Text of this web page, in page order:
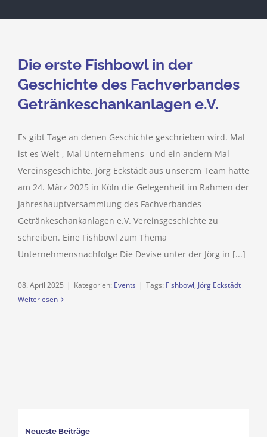
Die erste Fishbowl in der
Geschichte des Fachverbandes
Getränkeschankanlagen e.V.
Es gibt Tage an denen Geschichte geschrieben wird. Mal
ist es Welt-, Mal Unternehmens- und ein andern Mal
Vereinsgeschichte. Jörg Eckstädt aus unserem Team hatte
am 24. März 2025 in Köln die Gelegenheit im Rahmen der
Jahreshauptversammlung des Fachverbandes
Getränkeschankanlagen e.V. Vereinsgeschichte zu
schreiben. Eine Fishbowl zum Thema
Unternehmensnachfolge Die Devise unter der Jörg in [...]
08. April 2025 | Kategorien: Events | Tags: Fishbowl, Jörg Eckstädt
Weiterlesen
Neueste Beiträge